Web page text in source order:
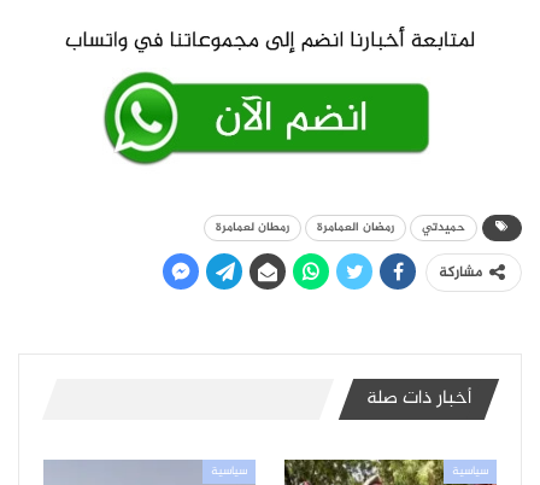
حميدتي رمضان العمامرة رمطان لعمامرة
مشاركة
أخبار ذات صلة
سياسية سياسية